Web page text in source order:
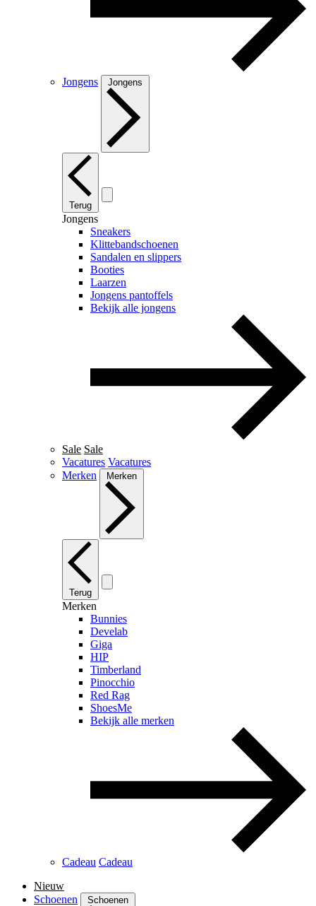
Jongens Jongens
Terug
Jongens
Sneakers
Klittebandschoenen
Sandalen en slippers
Booties
Laarzen
Jongens pantoffels
Bekijk alle jongens
Sale Sale
Vacatures Vacatures
Merken
Merken
Terug
Merken
Bunnies
Develab
Giga
HIP
Timberland
Pinocchio
Red Rag
ShoesMe
Bekijk alle merken
Cadeau Cadeau
Nieuw
Schoenen
Schoenen